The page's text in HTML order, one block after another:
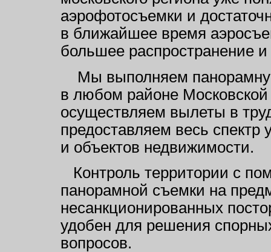
аэрофотосъемки и
в ближайшее время
большее распространение
Мы выполняем
в любом районе
осуществляем вылеты в
предоставляем весь спектр
и объектов недвижимости.
Контроль территории с
панорамной съемки на
несанкционированных
удобен для решения
вопросов.